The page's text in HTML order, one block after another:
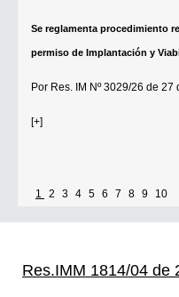
Se reglamenta procedimiento
permiso de Implantación y
Por Res. IM Nº 3029/26 de 27
[+]
1 2 3 4 5 6 7 8 9 10
Res.IMM 1814/04 de